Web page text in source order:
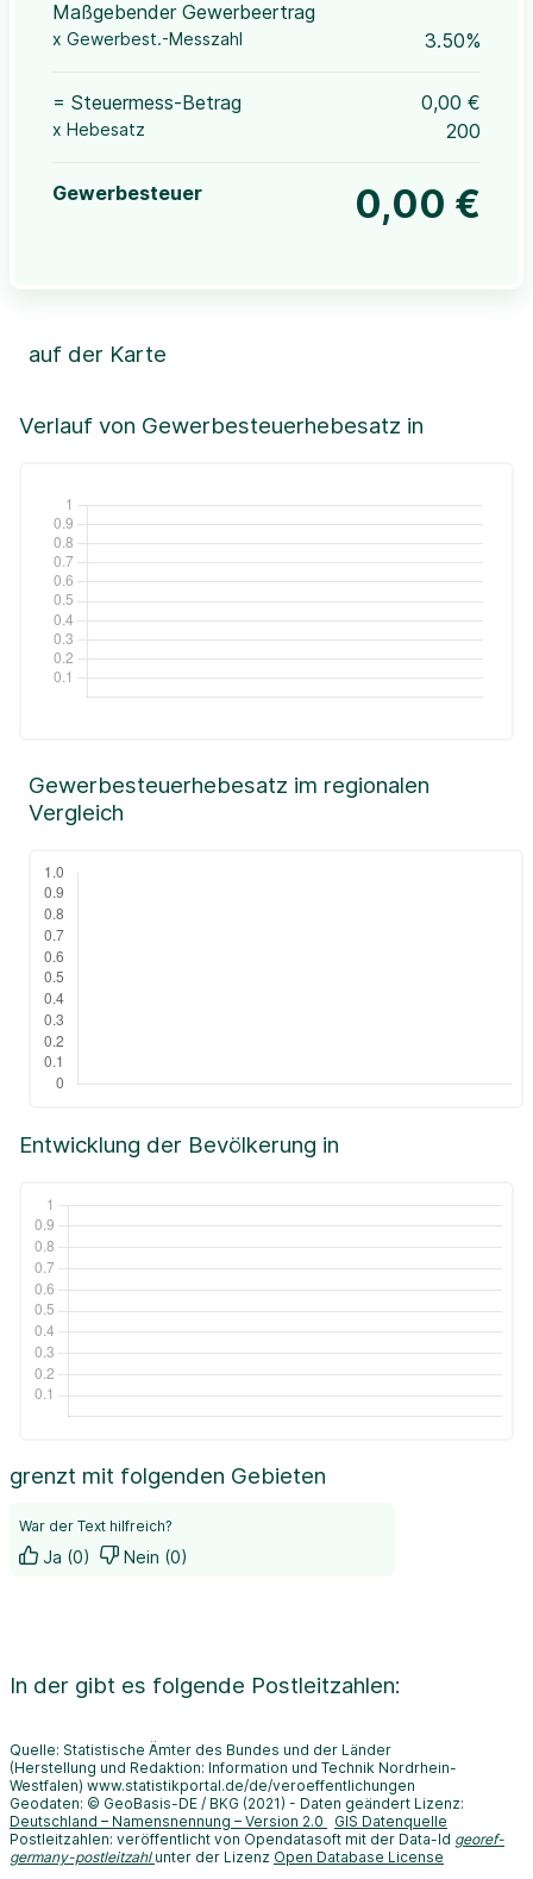
Maßgebender Gewerbeertrag
x Gewerbest.-Messzahl 3.50%
= Steuermess-Betrag 0,00 €
x Hebesatz 200
Gewerbesteuer 0,00 €
Verlauf von Gewerbesteuerhebesatz in
auf der Karte
+
Leaflet|©OpenStreetMap, ©CartoDB,
Entwicklung der Bevölkerung in
Gewerbesteuerhebesatz im regionalen
Vergleich
grenzt mit folgenden Gebieten
War der Text hilfreich?
Ja (0) Nein (0)
In der gibt es folgende Postleitzahlen:
Quelle: Statistische Ämter des Bundes und der Länder
(Herstellung und Redaktion: Information und Technik Nordrhein-
Westfalen) www.statistikportal.de/de/veroeffentlichungen
Geodaten: © GeoBasis-DE / BKG (2021) - Daten geändert Lizenz:
Deutschland – Namensnennung – Version 2.0
GIS Datenquelle
Postleitzahlen: veröffentlicht von Opendatasoft mit der Data-Id georef-
germany-postleitzahl unter der Lizenz Open Database License